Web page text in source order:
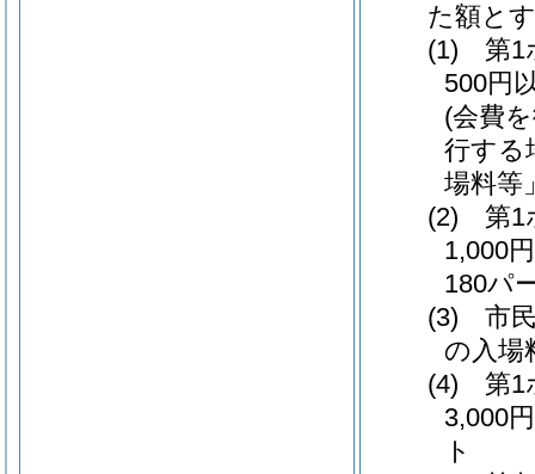
た額と
(1) 第1
500円
(会費
行する
場料等
(2) 第1
1,000
180パ
(3) 市民
の入場
(4) 第1
3,000
ト